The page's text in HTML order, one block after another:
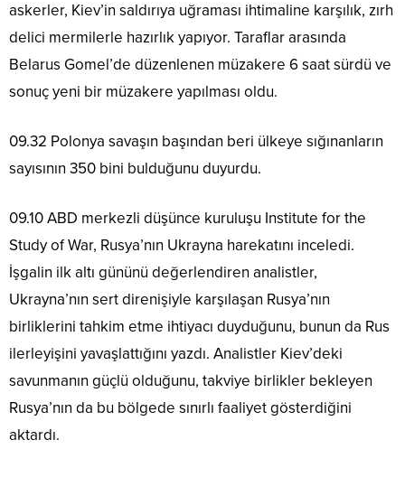
askerler, Kiev’in saldırıya uğraması ihtimaline karşılık, zırh
delici mermilerle hazırlık yapıyor. Taraflar arasında
Belarus Gomel’de düzenlenen müzakere 6 saat sürdü ve
sonuç yeni bir müzakere yapılması oldu.
09.32 Polonya savaşın başından beri ülkeye sığınanların
sayısının 350 bini bulduğunu duyurdu.
09.10 ABD merkezli düşünce kuruluşu Institute for the
Study of War, Rusya’nın Ukrayna harekatını inceledi.
İşgalin ilk altı gününü değerlendiren analistler,
Ukrayna’nın sert direnişiyle karşılaşan Rusya’nın
birliklerini tahkim etme ihtiyacı duyduğunu, bunun da Rus
ilerleyişini yavaşlattığını yazdı. Analistler Kiev’deki
savunmanın güçlü olduğunu, takviye birlikler bekleyen
Rusya’nın da bu bölgede sınırlı faaliyet gösterdiğini
aktardı.